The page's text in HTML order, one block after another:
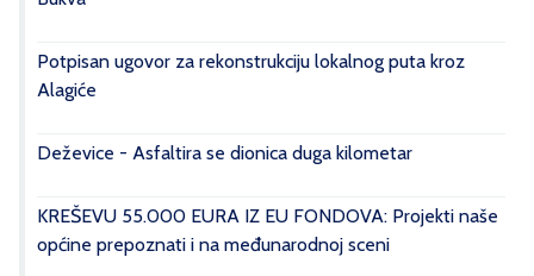
Potpisan ugovor za rekonstrukciju lokalnog puta kroz
Alagiće
Deževice - Asfaltira se dionica duga kilometar
KREŠEVU 55.000 EURA IZ EU FONDOVA: Projekti naše
općine prepoznati i na međunarodnoj sceni